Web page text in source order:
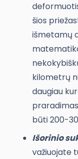
šios
išmetamų
kilometrų
daugiau
būti 200-
Išorinio
važiuojate